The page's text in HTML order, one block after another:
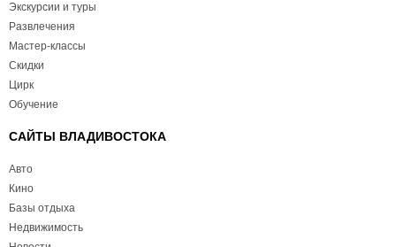
Экскурсии и туры
Развлечения
Мастер-классы
Скидки
Цирк
Обучение
САЙТЫ ВЛАДИВОСТОКА
Авто
Кино
Базы отдыха
Недвижимость